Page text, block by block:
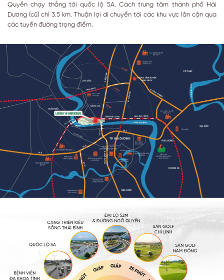
Quyền chạy thẳng tới quốc lộ 5A. Cách trung tâm thành phố Hải
Dương (cũ) chỉ 3.5 km. Thuận lợi di chuyển tới các khu vực lân cận qua
các tuyến đường trọng điểm.